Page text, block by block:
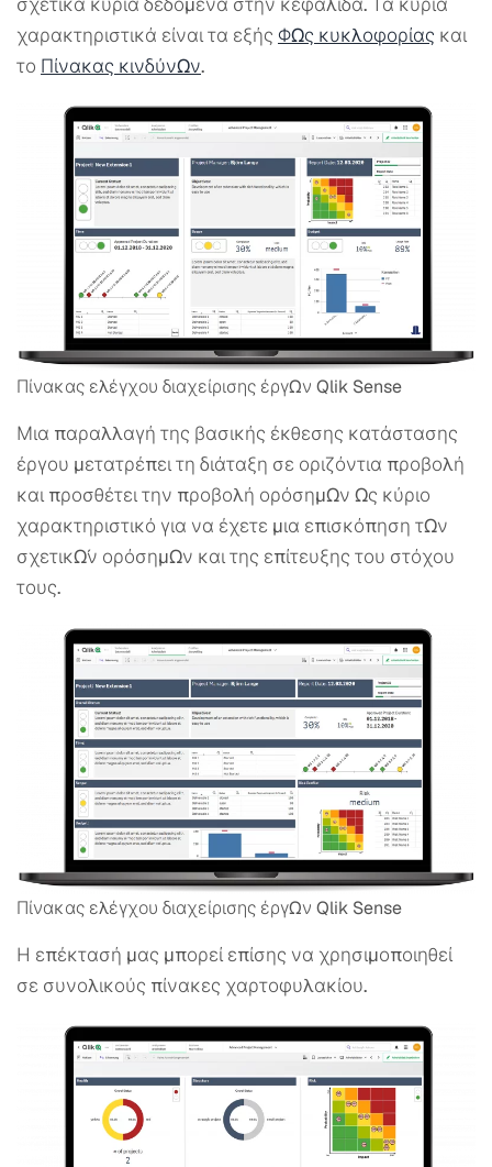
χαρακτηριστικά είναι τα εξής Φως κυκλοφορίας και
το Πίνακας κινδύνων.
Πίνακας ελέγχου διαχείρισης έργων Qlik Sense
Μια παραλλαγή της βασικής έκθεσης κατάστασης
έργου μετατρέπει τη διάταξη σε οριζόντια προβολή
και προσθέτει την προβολή ορόσημων ως κύριο
χαρακτηριστικό για να έχετε μια επισκόπηση των
σχετικών ορόσημων και της επίτευξης του στόχου
τους.
Πίνακας ελέγχου διαχείρισης έργων Qlik Sense
Η επέκτασή μας μπορεί επίσης να χρησιμοποιηθεί
σε συνολικούς πίνακες χαρτοφυλακίου.